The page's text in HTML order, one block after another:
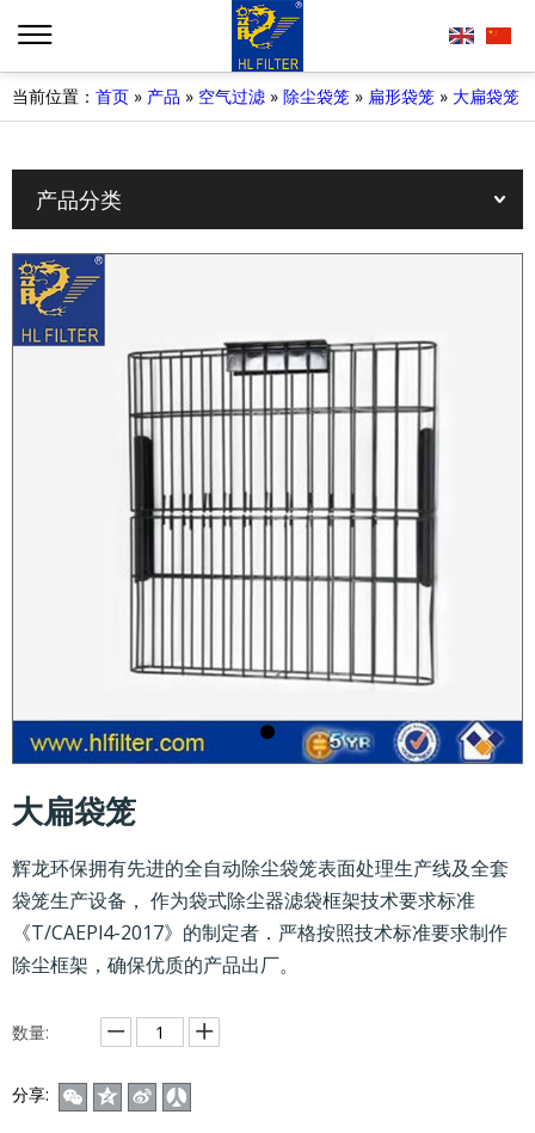
当前位置： 首页 » 产品 » 空气过滤 » 除尘袋笼 » 扁形袋笼 » 大扁袋笼
产品分类
大扁袋笼
辉龙环保拥有先进的全自动除尘袋笼表面处理生产线及全套
袋笼生产设备， 作为袋式除尘器滤袋框架技术要求标准
《T/CAEPl4-2017》的制定者．严格按照技术标准要求制作
除尘框架，确保优质的产品出厂。
数量:
分享: